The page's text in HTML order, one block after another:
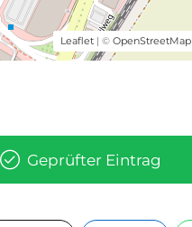
Leaflet | © OpenStreetMap
Geprüfter Eintrag